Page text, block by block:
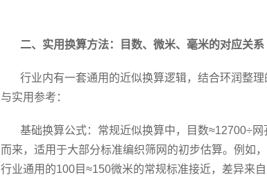
二、实用换算方法：目数、微米、毫米的对应关系
行业内有一套通用的近似换算逻辑，结合环润整
与实用参考：
基础换算公式：常规近似换算中，目数≈12700÷
而来，适用于大部分标准编织筛网的初步估算。例如
行业通用的100目≈150微米的常规标准接近，差异来自